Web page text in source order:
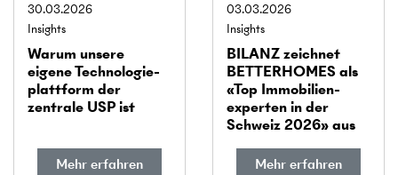
30.03.2026
Insights
Warum unsere
eigene Technologie­
plattform der
zentrale USP ist
Mehr erfahren
03.03.2026
Insights
BILANZ zeichnet
BETTERHOMES als
«Top Immobilien­
experten in der
Schweiz 2026» aus
Mehr erfahren